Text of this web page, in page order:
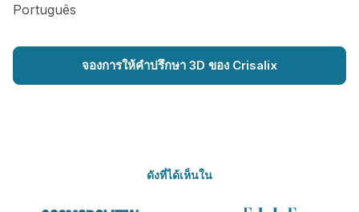
Português
จองการให้คำปรึกษา 3D ของ Crisalix
ดังที่ได้เห็นใน